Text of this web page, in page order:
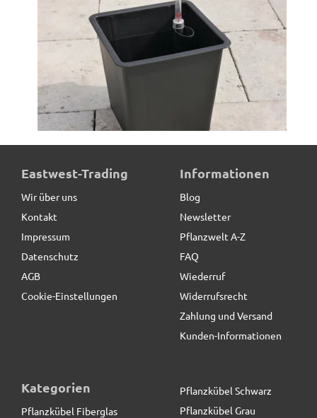
Pflanzeinsatz L26,5x B26,5x H25cm, mit
Bewässerungssystem
19,90 € *
Eastwest-Trading
Wir über uns
Kontakt
Impressum
Datenschutz
AGB
Cookie-Einstellungen
Informationen
Blog
Newsletter
Pflanzwelt A-Z
FAQ
Wiederruf
Widerrufsrecht
Zahlung und Versand
Kunden-Informationen
Kategorien
Pflanzkübel Fiberglas
Pflanzkübel Schwarz
Pflanzkübel Grau